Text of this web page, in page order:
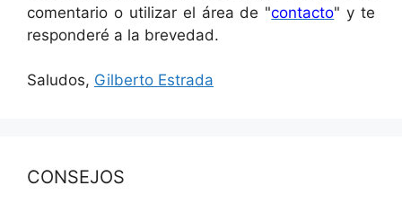
comentario o utilizar el área de "contacto" y te
responderé a la brevedad.
Saludos, Gilberto Estrada
CONSEJOS